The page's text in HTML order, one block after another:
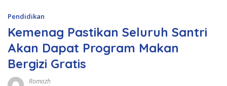
Pendidikan
Kemenag Pastikan Seluruh Santri
Akan Dapat Program Makan
Bergizi Gratis
Romozh